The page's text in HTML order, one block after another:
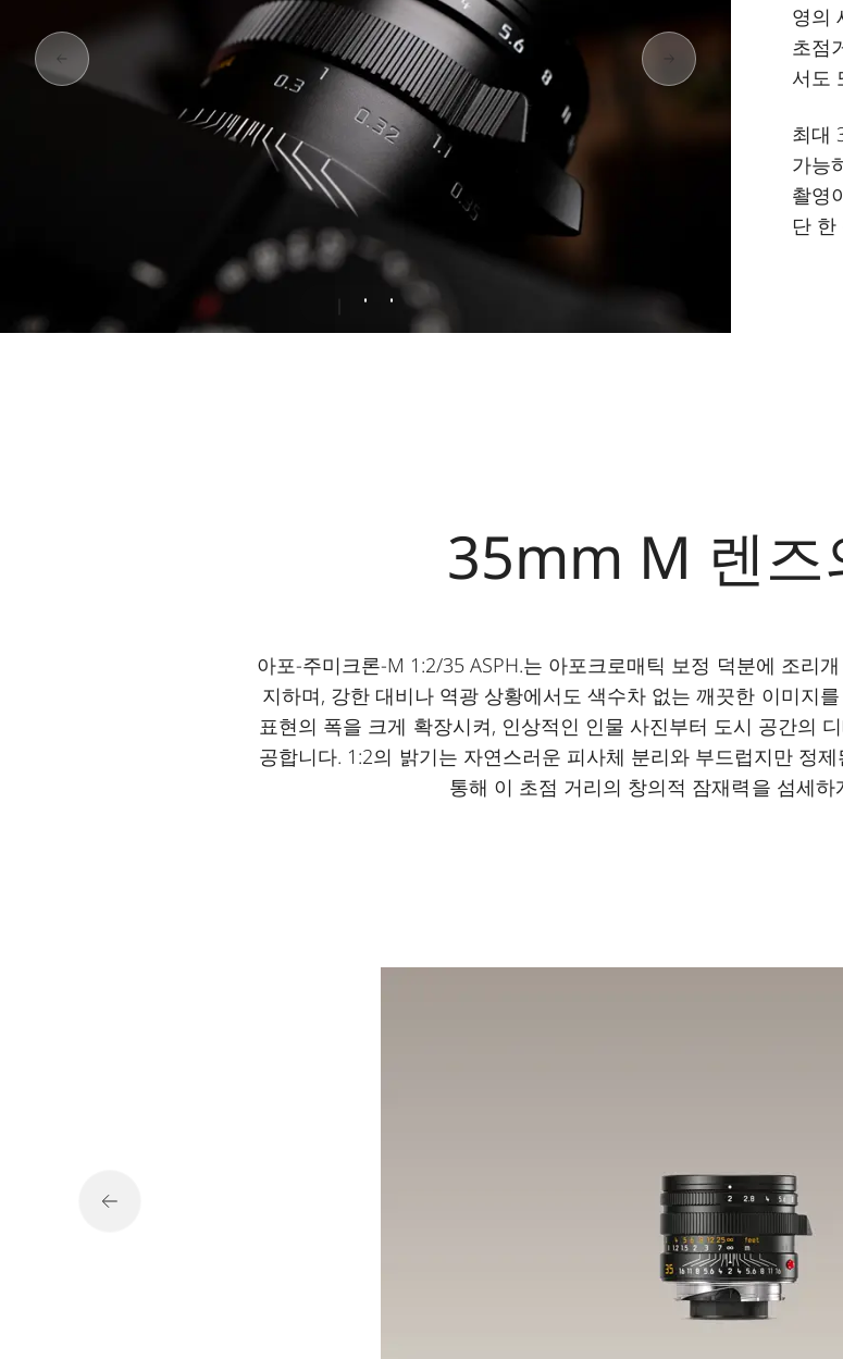
영의
초점
서도
최대
가능
촬영
단
35mm M 렌즈
아포-주미크론-M 1:2/35 ASPH.는 아포크로매틱 보정 덕분에 조리
지하며, 강한 대비나 역광 상황에서도 색수차 없는 깨끗한 이미지
표현의 폭을 크게 확장시켜, 인상적인 인물 사진부터 도시 공간의
공합니다. 1:2의 밝기는 자연스러운 피사체 분리와 부드럽지만 정
통해 이 초점 거리의 창의적 잠재력을 섬세하